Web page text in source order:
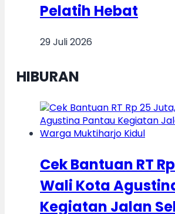
Pelatih Hebat
29 Juli 2026
HIBURAN
Cek Bantuan RT
Wali Kota
Kegiatan Jalan